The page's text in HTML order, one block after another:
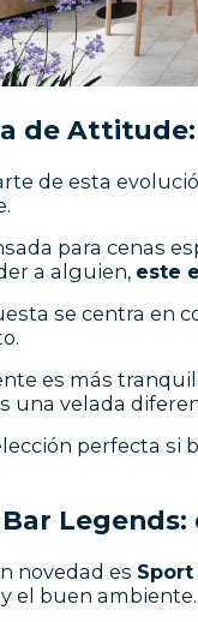
de
de esta
para cenas
a alguien, este
se centra en
es más
una velada
perfecta si
novedad es
el buen ambiente.